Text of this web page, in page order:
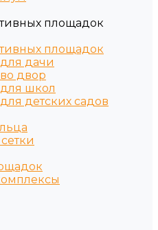
площадок
площадок
дачи
двор
школ
детских садов